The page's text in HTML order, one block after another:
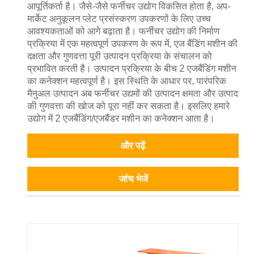
आपूर्तिकर्ता है। जैसे-जैसे फर्नीचर उद्योग विकसित होता है, अप-
मार्केट अनुकूलन प्लेट प्रसंस्करण उपकरणों के लिए उच्च
आवश्यकताओं को आगे बढ़ाता है। फर्नीचर उद्योग की निर्माण
प्रक्रिया में एक महत्वपूर्ण उपकरण के रूप में, एज बैंडिंग मशीन की
दक्षता और गुणवत्ता पूरी उत्पादन प्रक्रिया के संचालन को
प्रभावित करती है। उत्पादन प्रक्रिया के बीच 2 एजबैंडिंग मशीन
का कनेक्शन महत्वपूर्ण है। इस स्थिति के आधार पर, पारंपरिक
मैनुअल उत्पादन अब फर्नीचर उद्यमों की उत्पादन क्षमता और उत्पाद
की गुणवत्ता की खोज को पूरा नहीं कर सकता है। इसलिए हमारे
उद्योग में 2 एजबैंडिंग/एजबैंडर मशीन का कनेक्शन आता है।
और पढ़ें
जांच भेजें